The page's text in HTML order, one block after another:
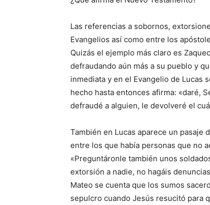
Las referencias a sobornos,
Evangelios así como entre los
Quizás el ejemplo más claro es
defraudando aún más a su pueblo y
inmediata y en el Evangelio de Lucas
hecho hasta entonces afirma: «daré,
defraudé a alguien, le devolveré el
También en Lucas aparece un pasaje
entre los que había personas que no
«Preguntáronle también unos
extorsión a nadie, no hagáis
Mateo se cuenta que los sumos
sepulcro cuando Jesús resucitó para